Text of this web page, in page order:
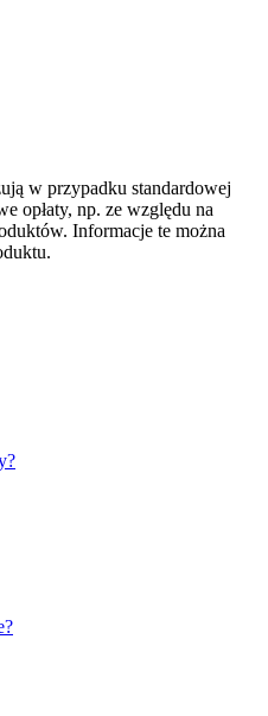
w przypadku standardowej
opłaty, np. ze względu na
Informacje te można